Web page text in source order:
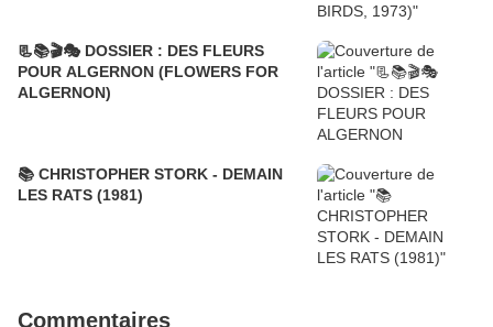
📃📚🎬🎭 DOSSIER : DES FLEURS
POUR ALGERNON (FLOWERS FOR
ALGERNON)
📚 CHRISTOPHER STORK - DEMAIN
LES RATS (1981)
Commentaires